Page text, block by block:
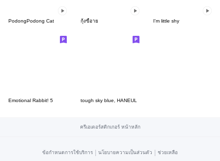
PodongPodong Cat กุ้งขี้อาย I'm little shy
Emotional Rabbit! 5 tough sky blue, HANEUL
ครีเอเตอร์สติกเกอร์ หน้าหลัก
ข้อกำหนดการใช้บริการ | นโยบายความเป็นส่วนตัว | ช่วยเหลือ